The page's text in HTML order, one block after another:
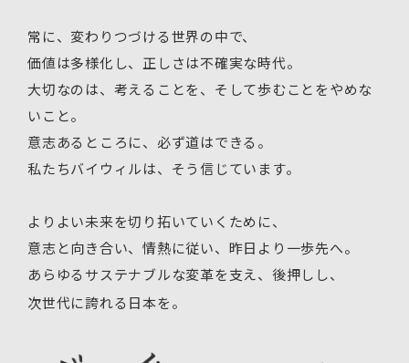
常に、変わりつづける世界の中で、
価値は多様化し、正しさは不確実な時代。
大切なのは、考えることを、そして歩むことをやめな
いこと。
意志あるところに、必ず道はできる。
私たちバイウィルは、そう信じています。
よりよい未来を切り拓いていくために、
意志と向き合い、情熱に従い、昨日より一歩先へ。
あらゆるサステナブルな変革を支え、後押しし、
次世代に誇れる日本を。